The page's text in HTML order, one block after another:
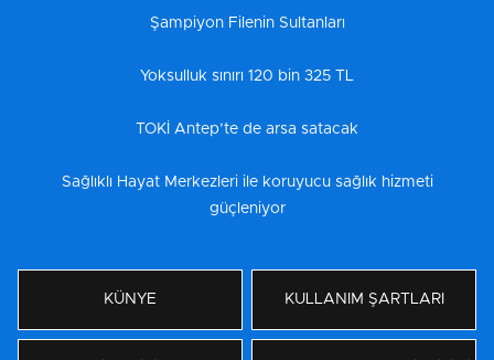
Şampiyon Filenin Sultanları
Yoksulluk sınırı 120 bin 325 TL
TOKİ Antep’te de arsa satacak
Sağlıklı Hayat Merkezleri ile koruyucu sağlık hizmeti
güçleniyor
KÜNYE KULLANIM ŞARTLARI